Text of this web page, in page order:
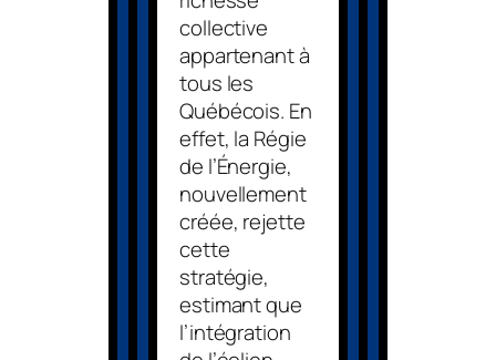
collective
appartenant à
tous les
Québécois. En
effet, la Régie
de l’Énergie,
nouvellement
créée, rejette
cette
stratégie,
estimant que
l’intégration